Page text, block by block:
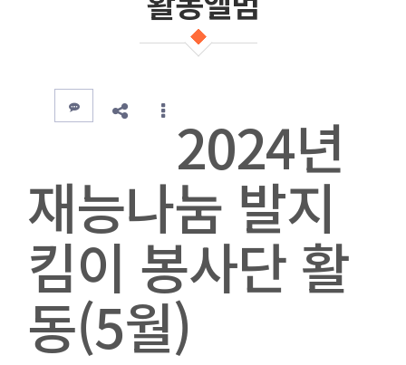
2024년
재능나눔 발지
킴이 봉사단 활
동(5월)